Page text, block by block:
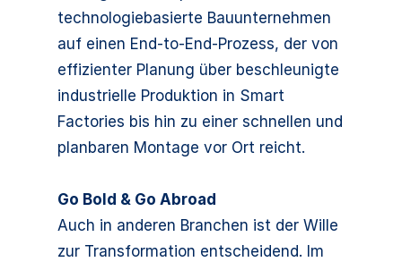
technologiebasierte Bauunternehmen
auf einen End-to-End-Prozess, der von
effizienter Planung über beschleunigte
industrielle Produktion in Smart
Factories bis hin zu einer schnellen und
planbaren Montage vor Ort reicht.
Go Bold & Go Abroad
Auch in anderen Branchen ist der Wille
zur Transformation entscheidend. Im